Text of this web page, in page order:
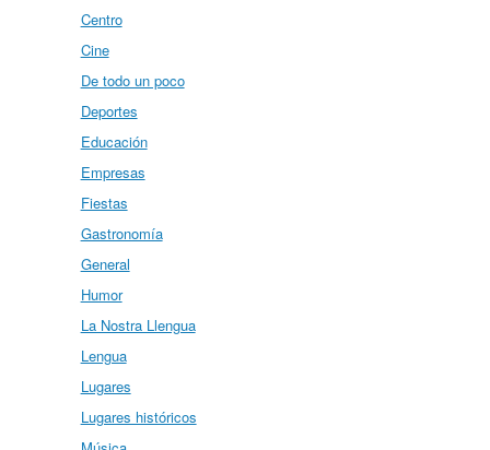
Centro
Cine
De todo un poco
Deportes
Educación
Empresas
Fiestas
Gastronomía
General
Humor
La Nostra Llengua
Lengua
Lugares
Lugares históricos